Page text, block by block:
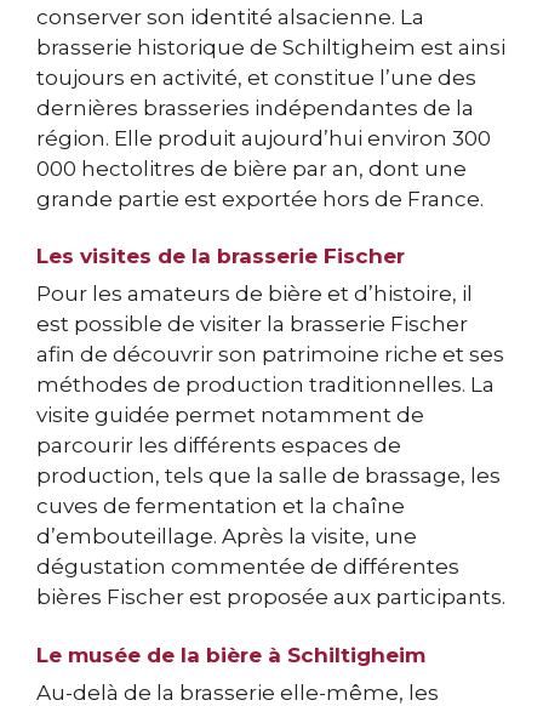
conserver son identité alsacienne. La
brasserie historique de Schiltigheim est ainsi
toujours en activité, et constitue l’une des
dernières brasseries indépendantes de la
région. Elle produit aujourd’hui environ 300
000 hectolitres de bière par an, dont une
grande partie est exportée hors de France.
Les visites de la brasserie Fischer
Pour les amateurs de bière et d’histoire, il
est possible de visiter la brasserie Fischer
afin de découvrir son patrimoine riche et ses
méthodes de production traditionnelles. La
visite guidée permet notamment de
parcourir les différents espaces de
production, tels que la salle de brassage, les
cuves de fermentation et la chaîne
d’embouteillage. Après la visite, une
dégustation commentée de différentes
bières Fischer est proposée aux participants.
Le musée de la bière à Schiltigheim
Au-delà de la brasserie elle-même, les